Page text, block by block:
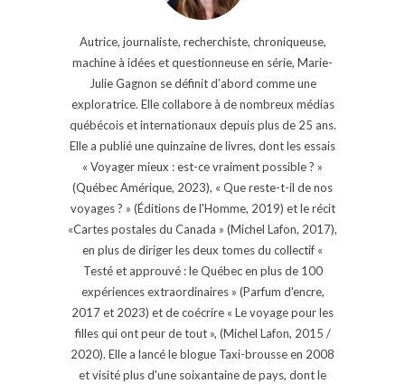
Autrice, journaliste, recherchiste, chroniqueuse,
machine à idées et questionneuse en série, Marie-
Julie Gagnon se définit d’abord comme une
exploratrice. Elle collabore à de nombreux médias
québécois et internationaux depuis plus de 25 ans.
Elle a publié une quinzaine de livres, dont les essais
« Voyager mieux : est-ce vraiment possible ? »
(Québec Amérique, 2023), « Que reste-t-il de nos
voyages ? » (Éditions de l'Homme, 2019) et le récit
«Cartes postales du Canada » (Michel Lafon, 2017),
en plus de diriger les deux tomes du collectif «
Testé et approuvé : le Québec en plus de 100
expériences extraordinaires » (Parfum d'encre,
2017 et 2023) et de coécrire « Le voyage pour les
filles qui ont peur de tout », (Michel Lafon, 2015 /
2020). Elle a lancé le blogue Taxi-brousse en 2008
et visité plus d'une soixantaine de pays, dont le